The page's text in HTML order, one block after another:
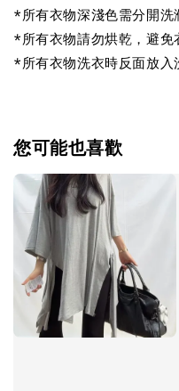
*所有衣物深淺色需分開洗
*所有衣物請勿烘乾，避免
*所有衣物洗衣時反面放入
您可能也喜歡